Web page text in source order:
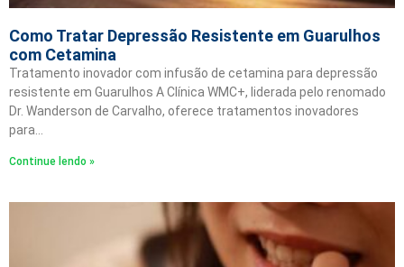
Como Tratar Depressão Resistente em Guarulhos
com Cetamina
Tratamento inovador com infusão de cetamina para depressão
resistente em Guarulhos A Clínica WMC+, liderada pelo renomado
Dr. Wanderson de Carvalho, oferece tratamentos inovadores
para…
Continue lendo »